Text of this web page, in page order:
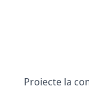
Proiecte la